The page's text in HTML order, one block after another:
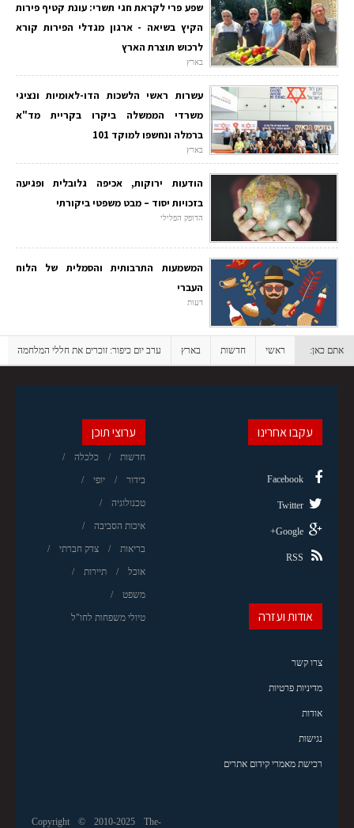
שפע פרי לקראת חגי תשרי: עונת קטיף פירות
הקיץ בשיאה - ארגון מגדלי הפירות קורא
לרכוש תוצרת הארץ
בארץ
עשרות ראשי הלשכות הדו-לאומיות ונציגי
משרדי הממשלה ביקרו בקריית מד"א
ברמלה ונחשפו למוקד 101
בארץ
הודעות ירוקות, אכיפה גלובלית ופגיעה
בזכויות יסוד – מבט משפטי ביקורתי
הדופק הפלילי
המשמעות התרבותית והסמלית של הלוח
העברי
דעות
אתם כאן: ראשי חדשות בארץ ערב יום כיפור: זוכרים את חללי המלחמה
ערוצי תוכן
חדשות כלכלה
בידור יופי
טכנולוגיה
איכות הסביבה
בריאות צדק חברתי
אוכל תיירות
משפט
טיולי משפחות לחו"ל
עקבו אחרינו
Facebook
Twitter
Google+
RSS
אודות ועזרה
צרו קשר
מדיניות פרטיות
אודות
נגישות
רכישת מאמרי קידום אתרים
Copyright © 2010-2025 The-